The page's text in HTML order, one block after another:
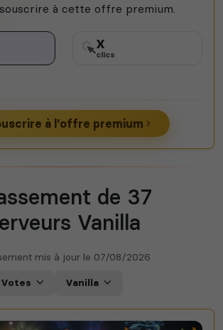
à cette offre premium.
X
clics
à l'offre premium
de 37
Vanilla
mis à jour le 07/08/2026
Votes Vanilla